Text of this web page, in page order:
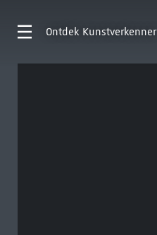
Ontdek Kunstverkenner